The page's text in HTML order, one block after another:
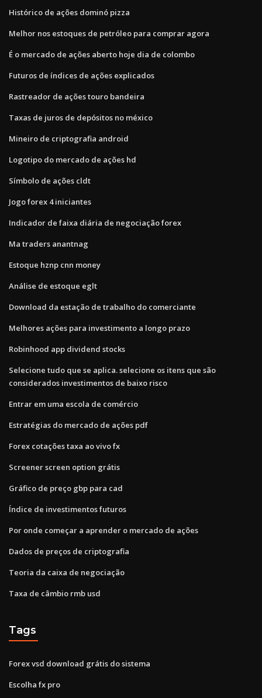
Histórico de ações dominó pizza
Melhor nos estoques de petróleo para comprar agora
É o mercado de ações aberto hoje dia de colombo
Futuros de índices de ações explicados
Rastreador de ações touro bandeira
Taxas de juros de depósitos no méxico
Mineiro de criptografia android
Logotipo do mercado de ações hd
Símbolo de ações cldt
Jogo forex 4 iniciantes
Indicador de faixa diária de negociação forex
Ma traders anantnag
Estoque hznp cnn money
Análise de estoque eglt
Download da estação de trabalho do comerciante
Melhores ações para investimento a longo prazo
Robinhood app dividend stocks
Selecione tudo que se aplica. selecione os itens que são
considerados investimentos de baixo risco
Entrar em uma escola de comércio
Estratégias do mercado de ações pdf
Forex cotações taxa ao vivo fx
Screener screen option grátis
Gráfico de preço gbp para cad
Índice de investimentos futuros
Por onde começar a aprender o mercado de ações
Dados de preços de criptografia
Teoria da caixa de negociação
Taxa de câmbio rmb usd
Tags
Forex vsd download grátis do sistema
Escolha fx pro